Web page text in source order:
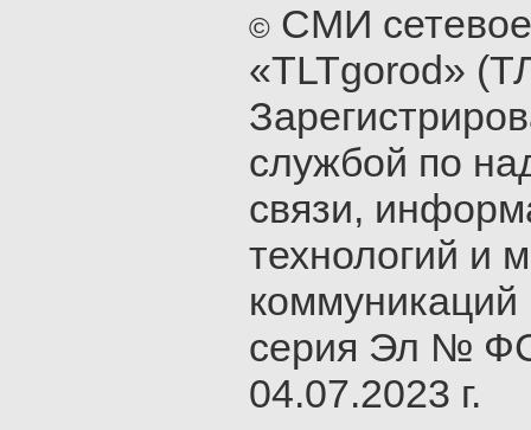
© СМИ
«TLTgorod»
службой по
связи,
технологий и
серия Эл №
04.07.2023 г.